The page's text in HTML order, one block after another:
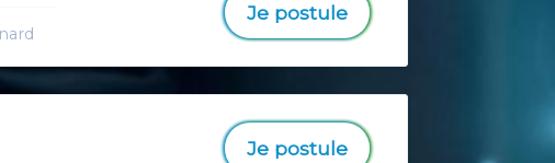
Je postule
Je postule